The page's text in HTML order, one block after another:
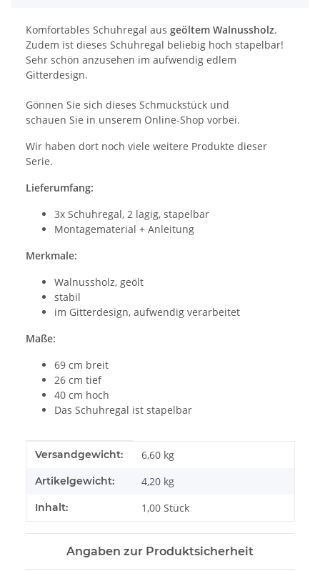
Komfortables Schuhregal aus geöltem Walnussholz.
Zudem ist dieses Schuhregal beliebig hoch stapelbar!
Sehr schön anzusehen im aufwendig edlem
Gitterdesign.
Gönnen Sie sich dieses Schmuckstück und
schauen Sie in unserem Online-Shop vorbei.
Wir haben dort noch viele weitere Produkte dieser
Serie.
Lieferumfang:
3x Schuhregal, 2 lagig, stapelbar
Montagematerial + Anleitung
Merkmale:
Walnussholz, geölt
stabil
im Gitterdesign, aufwendig verarbeitet
Maße:
69 cm breit
26 cm tief
40 cm hoch
Das Schuhregal ist stapelbar
Produkteigenschaft
Wert
Versandgewicht: 6,60 kg
Artikelgewicht: 4,20 kg
Inhalt: 1,00 Stück
Angaben zur Produktsicherheit